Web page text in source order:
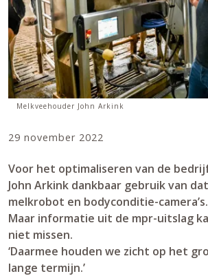
Melkveehouder John Arkink
29 november 2022
Voor het optimaliseren van de
John Arkink dankbaar gebruik van
melkrobot en bodyconditie-camera’s.
Maar informatie uit de mpr-uitslag
niet missen.
‘Daarmee houden we zicht op het
lange termijn.’